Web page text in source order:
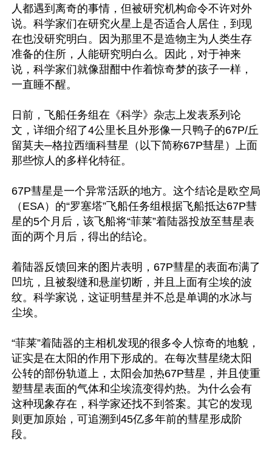
人都遇到离奇的事情，但被研究机构命令不许对外
说。科学家们在研究火星上是否适合人居住，到现
在也没研究明白。因为那里不是造物主为人类生存
准备的住所，人能研究明白么。因此，对于神来
说，科学家们就像甜酣中作着惊奇梦的孩子一样，
一直睡不醒。
日前，飞船任务组在《科学》杂志上发表系列论
文，详细介绍了4公里长且外形像一只鸭子的67P/丘
留莫夫─格拉西缅科彗星（以下简称67P彗星）上面
那些惊人的多样化特征。
67P彗星是一个异常活跃的地方。这个结论是欧空局
（ESA）的“罗塞塔”飞船任务组根据飞船抵达67P彗
星的5个月后，该飞船将“菲莱”着陆器投放至彗星表
面的两个月后，得出的结论。
着陆器反馈回来的图片表明，67P彗星的表面布满了
凹坑，且被裂缝和悬崖切断，并且上面有尘埃的波
纹。科学家说，这证明彗星并不总是单调的水冰与
尘埃。
“菲莱”着陆器的主相机发现的很多令人惊奇的地貌，
证实是在太阳的作用下形成的。在每次彗星绕太阳
公转的部份轨道上，太阳会加热67P彗星，并且使重
塑彗星表面的气体和尘埃流变得灼热。为什么会有
这种现象存在，科学家还找不到答案。其它的发现
则更加原始，可追溯到45亿多年前的彗星形成阶
段。